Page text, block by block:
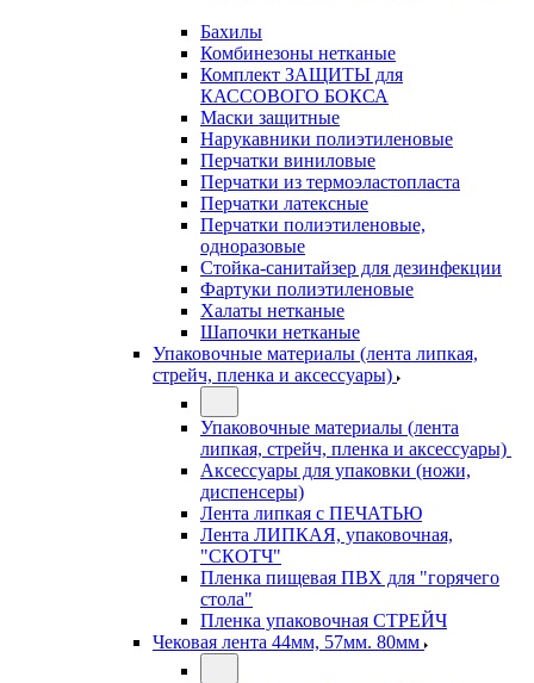
Бахилы
Комбинезоны нетканые
Комплект ЗАЩИТЫ для
КАССОВОГО БОКСА
Маски защитные
Нарукавники полиэтиленовые
Перчатки виниловые
Перчатки из термоэластопласта
Перчатки латексные
Перчатки полиэтиленовые,
одноразовые
Стойка-санитайзер для дезинфекции
Фартуки полиэтиленовые
Халаты нетканые
Шапочки нетканые
Упаковочные материалы (лента липкая,
стрейч, пленка и аксессуары)
Упаковочные материалы (лента
липкая, стрейч, пленка и аксессуары)
Аксессуары для упаковки (ножи,
диспенсеры)
Лента липкая с ПЕЧАТЬЮ
Лента ЛИПКАЯ, упаковочная,
"СКОТЧ"
Пленка пищевая ПВХ для "горячего
стола"
Пленка упаковочная СТРЕЙЧ
Чековая лента 44мм, 57мм. 80мм